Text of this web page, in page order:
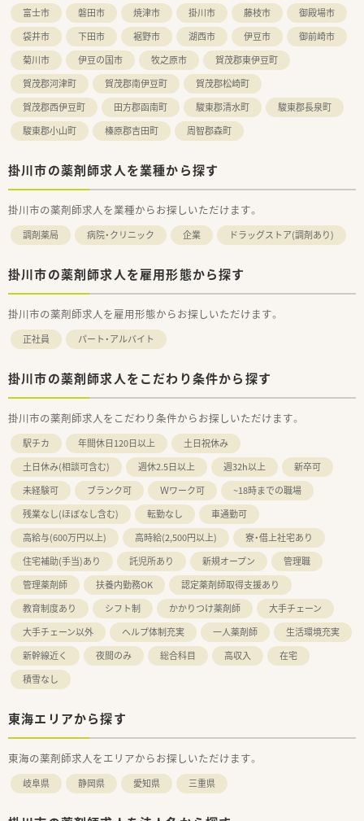
富士市
磐田市 焼津市 掛川市 藤枝市
御殿場市
袋井市
下田市 裾野市 湖西市 伊豆市
御前崎市
菊川市
伊豆の国市 牧之原市
賀茂郡東伊豆町
賀茂郡河津町
賀茂郡南伊豆町
賀茂郡松崎町
賀茂郡西伊豆町
田方郡函南町 駿東郡清水町
駿東郡長泉町
駿東郡小山町
榛原郡吉田町 周智郡森町
掛川市の薬剤師求人を業種から探す
掛川市の薬剤師求人を業種からお探しいただけます。
調剤薬局 病院・クリニック 企業 ドラッグストア(調剤あり)
掛川市の薬剤師求人を雇用形態から探す
掛川市の薬剤師求人を雇用形態からお探しいただけます。
正社員 パート・アルバイト
掛川市の薬剤師求人をこだわり条件から探す
掛川市の薬剤師求人をこだわり条件からお探しいただけます。
駅チカ 年間休日120日以上
土日祝休み
土日休み(相談可含む)
週休2.5日以上 週32h以上
新卒可
未経験可
ブランク可 Ｗワーク可
~18時までの職場
残業なし(ほぼなし含む)
転勤なし
車通勤可
高給与(600万円以上)
高時給(2,500円以上)
寮・借上社宅あり
住宅補助(手当)あり
託児所あり 新規オープン
管理職
管理薬剤師
扶養内勤務OK
認定薬剤師取得支援あり
教育制度あり
シフト制 かかりつけ薬剤師
大手チェーン
大手チェーン以外
ヘルプ体制充実 一人薬剤師
生活環境充実
新幹線近く
夜間のみ 総合科目 高収入
在宅
積雪なし
東海エリアから探す
東海の薬剤師求人をエリアからお探しいただけます。
岐阜県 静岡県 愛知県 三重県